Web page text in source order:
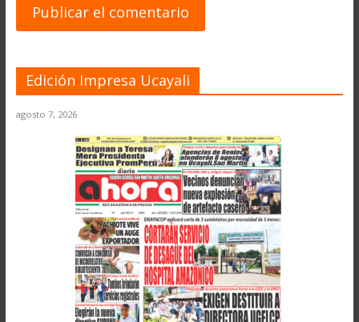
Edición Impresa Ucayali
agosto 7, 2026